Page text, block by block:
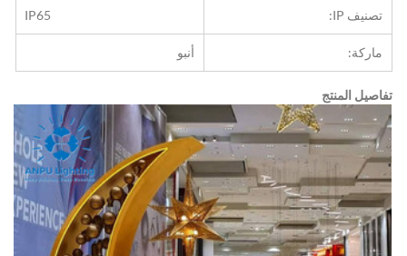
تصنيف IP: IP65
ماركة: أنبو
تفاصيل المنتج